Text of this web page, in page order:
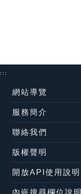
:::
網站導覽
服務簡介
聯絡我們
版權聲明
開放API使用說明
內嵌搜尋欄位說明